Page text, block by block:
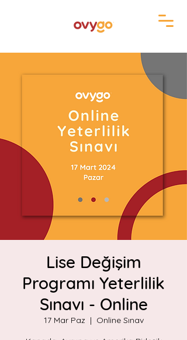
Lise Değişim
Programı Yeterlilik
Sınavı - Online
17 Mar Paz
  |
Online Sınav